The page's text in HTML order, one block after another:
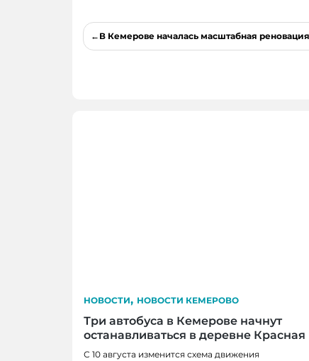
Навигация
по
В Кемерове началась масштабная
НОВОСТИ, НОВОСТИ КЕМЕРОВО
Три автобуса в Кемерове начнут
останавливаться в деревне Красная
С 10 августа изменится схема движения